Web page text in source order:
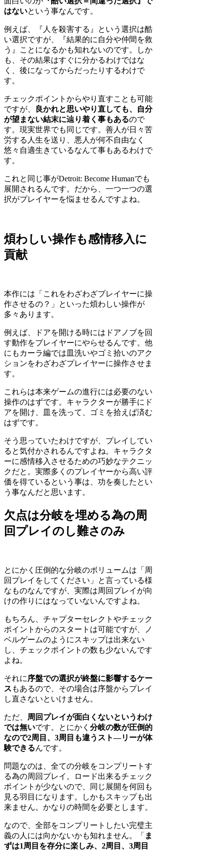
はないという事なんです。
例えば、『人を殺害する』という選択は酷
い選択ですが、『結果的に自分や仲間を救
う』ことになるかも知れないのです。しか
も、その結果はすぐに分かるわけではな
く、後になってからだったりするわけで
す。
チェックポイントからやり直すことも可能
ですが、
良かれと思いやり直しても、自分
が望まない結末に辿り着く事もあるので
す。現実世界でも同じです。善人が日々苦
労する人生を送り、悪人が何不自由なく
悠々自適生きているなんて事もあるわけで
す。
これと同じ事がDetroit: Become Humanでも
展開されるんです。だから、一つ一つの選
択がプレイヤーを悩ませるんですよね。
煩わしい操作も感情移入に
貢献
本作には「これをわざわざプレイヤーに操
作させるの？」といった煩わしい操作が
多々あります。
例えば、ドアを開ける時にはドアノブを回
す動作をプレイヤーにやらせるんです。他
にもカーラ編では皿洗いやゴミ拾いのアク
ションをわざわざプレイヤーに操作させま
す。
これらは本来ゲームの進行には必要のない
操作のはずです。キャラクターが勝手にド
アを開け、皿を洗って、ゴミを拾えば済む
はずです。
そう思っていたわけですが、プレイしてい
ると気付かされるんですよね。キャラクタ
ーに感情移入させるための巧妙なテクニッ
クだと。実際多くのプレイヤーから高い評
価を得ているという事は、功を奏したとい
う事なんだと思います。
欠点は分岐を埋める為の周
回プレイのし難さのみ
とにかく圧倒的な分岐のボリュームは「周
回プレイをしてください」と言っている様
なものなんですが、実際は周回プレイが向
けの作りにはなっていないんですよね。
もちろん、チャプターセレクトやチェック
ポイントからのスタートは可能ですが、ノ
ベルゲームのようにスキップは出来ない
し、チェックポイントの数も少ないんです
よね。
それに 序盤での選択が終盤に影響するケー
ス もあるので、その場合は序盤からプレイ
し直さないといけません。
ただ、
周回プレイが面白くないというわけ
では無いです。とにかく 分岐の数が圧倒的
なので2周目、3周目も違うスト―リーが体
験できるんです。
問題なのは、全ての分岐をコンプリートす
る為の周回プレイ。ロード出来るチェック
ポイントが少ないので、同じ展開を何回も
見る羽目になります。しかもスキップも出
来ません。かなりの時間を必要とします。
なので、全部をコンプリートしたい完璧主
義の人には向かないかも知れません。「 ま
ずは1周目を存分に楽しみ、2周目、3周目